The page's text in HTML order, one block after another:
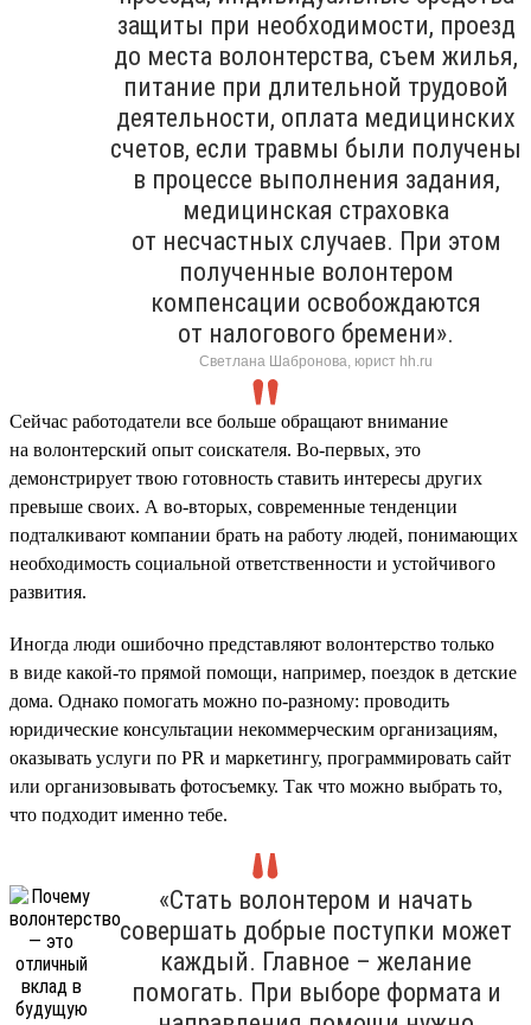
защиты при необходимости, проезд
до места волонтерства, съем жилья,
питание при длительной трудовой
деятельности, оплата медицинских
счетов, если травмы были получены
в процессе выполнения задания,
медицинская страховка
от несчастных случаев. При этом
полученные волонтером
компенсации освобождаются
от налогового бремени».
Светлана Шабронова, юрист hh.ru
Сейчас работодатели все больше обращают внимание
на волонтерский опыт соискателя. Во-первых, это
демонстрирует твою готовность ставить интересы других
превыше своих. А во-вторых, современные тенденции
подталкивают компании брать на работу людей, понимающих
необходимость социальной ответственности и устойчивого
развития.
Иногда люди ошибочно представляют волонтерство только
в виде какой-то прямой помощи, например, поездок в детские
дома. Однако помогать можно по-разному: проводить
юридические консультации некоммерческим организациям,
оказывать услуги по PR и маркетингу, программировать сайт
или организовывать фотосъемку. Так что можно выбрать то,
что подходит именно тебе.
«Стать волонтером и начать
совершать добрые поступки может
каждый. Главное – желание
помогать. При выборе формата и